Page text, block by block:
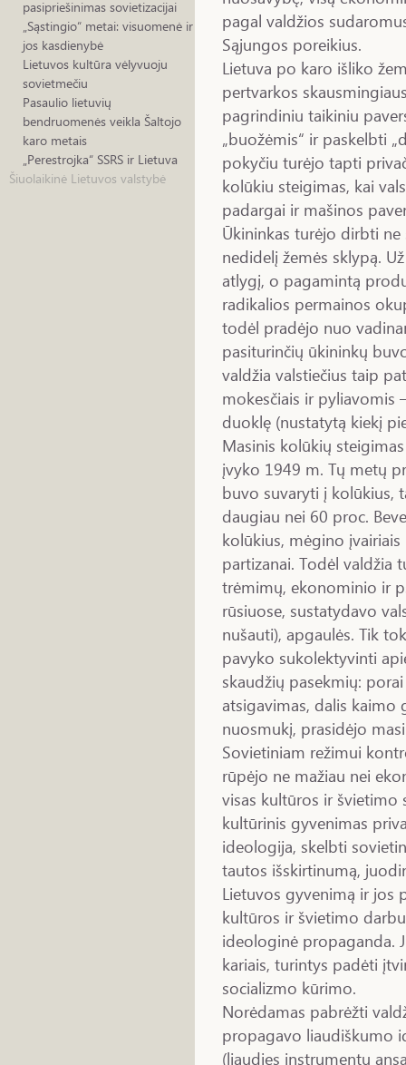
pasipriešinimas sovietizacijai
„Sąstingio“ metai: visuomenė ir
jos kasdienybė
Lietuvos kultūra vėlyvuoju
sovietmečiu
Pasaulio lietuvių
bendruomenės veikla Šaltojo
karo metais
„Perestrojka“ SSRS ir Lietuva
Šiuolaikinė Lietuvos valstybė
pagal valdžios
Sąjungos poreikius.
Lietuva po karo išliko
pertvarkos
pagrindiniu taikiniu
„buožėmis“ ir paskelbti
pokyčiu turėjo tapti
kolūkiu steigimas, kai
padargai ir mašinos
Ūkininkas turėjo dirbti
nedidelį žemės sklypą.
atlygį, o pagamintą
radikalios permainos
todėl pradėjo nuo
pasiturinčių ūkininkų
valdžia valstiečius taip
mokesčiais ir pyliavomis
duoklę (nustatytą kiekį
Masinis kolūkių
įvyko 1949 m. Tų metų
buvo suvaryti į kolūkius,
daugiau nei 60 proc.
kolūkius, mėgino
partizanai. Todėl valdžia
trėmimų, ekonominio ir
rūsiuose, sustatydavo
nušauti), apgaulės. Tik
pavyko sukolektyvinti
skaudžių pasekmių:
atsigavimas, dalis
nuosmukį, prasidėjo
Sovietiniam režimui
rūpėjo ne mažiau nei
visas kultūros ir švietimo
kultūrinis gyvenimas
ideologija, skelbti
tautos išskirtinumą,
Lietuvos gyvenimą ir jos
kultūros ir švietimo
ideologinė propaganda.
kariais, turintys padėti
socializmo kūrimo.
Norėdamas pabrėžti
propagavo liaudiškumo
(liaudies instrumentų